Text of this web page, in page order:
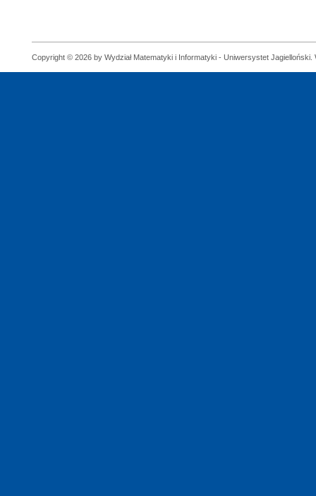
Copyright © 2026 by Wydział Matematyki i Informatyki - Uniwersystet